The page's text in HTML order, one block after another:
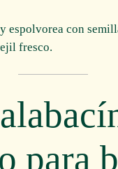
espolvorea con
fresco.
para